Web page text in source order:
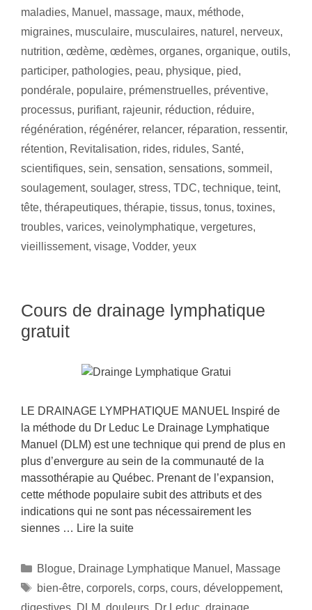
maladies, Manuel , massage, maux, méthode,
migraines, musculaire, musculaires, naturel , nerveux,
nutrition, œdème, œdèmes, organes, organique, outils,
participer, pathologies, peau, physique, pied,
pondérale, populaire, prémenstruelles, préventive,
processus, purifiant, rajeunir, réduction, réduire,
régénération, régénérer, relancer, réparation, ressentir,
rétention, Revitalisation, rides, ridules, Santé,
scientifiques, sein, sensation, sensations, sommeil ,
soulagement, soulager, stress, TDC, technique, teint,
tête, thérapeutiques, thérapie, tissus, tonus, toxines,
troubles, varices, veinolymphatique, vergetures,
vieillissement, visage, Vodder, yeux
Cours de drainage lymphatique
gratuit
LE DRAINAGE LYMPHATIQUE MANUEL Inspiré de
la méthode du Dr Leduc Le Drainage Lymphatique
Manuel (DLM) est une technique qui prend de plus en
plus d’envergure au sein de la communauté de la
massothérapie au Québec. Prenant de l’expansion,
cette méthode populaire subit des attributs et des
indications qui ne sont pas nécessairement les
siennes … Lire la suite
Blogue, Drainage Lymphatique Manuel , Massage
bien-être, corporels, corps, cours, développement,
digestives DLM douleurs Dr Leduc drainage